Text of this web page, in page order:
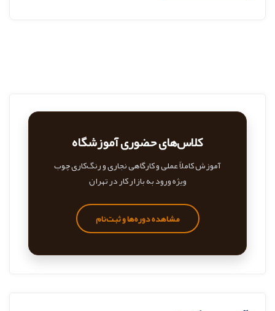
کلاس‌های حضوری آموزشگاه
آموزش کاملاً عملی و کارگاهی نجاری و رنگ‌کاری چوب
ویژه ورود به بازار کار در تهران
مشاهده دوره‌ها و ثبت‌نام